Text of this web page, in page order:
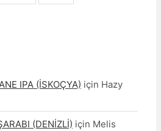
IPA (İSKOÇYA) için Hazy
(DENİZLİ) için Melis